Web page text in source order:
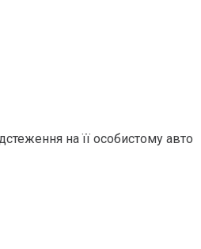
на її особистому авто